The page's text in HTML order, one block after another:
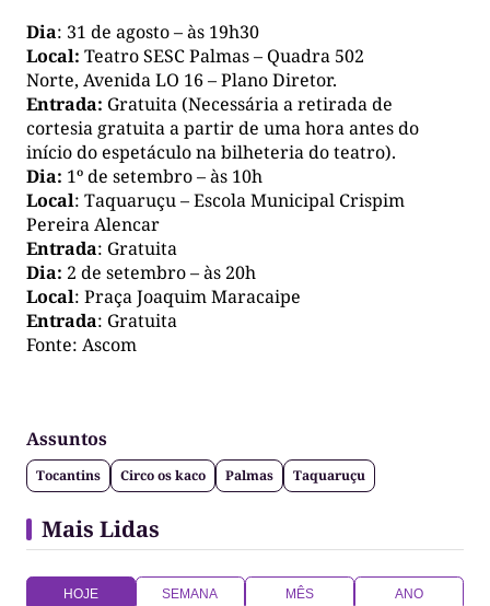
Dia: 31 de agosto – às 19h30
Local: Teatro SESC Palmas – Quadra 502
Norte, Avenida LO 16 – Plano Diretor.
Entrada: Gratuita (Necessária a retirada de
cortesia gratuita a partir de uma hora antes do
início do espetáculo na bilheteria do teatro).
Dia: 1º de setembro – às 10h
Local: Taquaruçu – Escola Municipal Crispim
Pereira Alencar
Entrada: Gratuita
Dia: 2 de setembro – às 20h
Local: Praça Joaquim Maracaipe
Entrada: Gratuita
Fonte: Ascom
Assuntos
Tocantins Circo os kaco Palmas Taquaruçu
Mais Lidas
HOJE SEMANA MÊS ANO